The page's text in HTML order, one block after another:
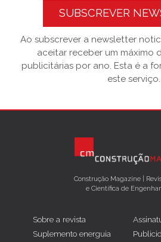
SUBSCREVER
Ao subscrever a newsletter
aceitar receber um máximo
publicitárias por ano. Esta é a
este serviço.
Construção Magazine |
e Científica de
Sobre a revista
Suplemento energuia